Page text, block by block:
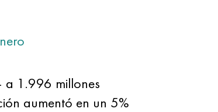
a 1.996 millones
aumentó en un 5%